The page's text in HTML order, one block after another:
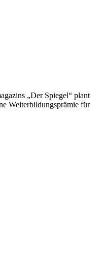
„Der Spiegel“ plant
Weiterbildungsprämie für